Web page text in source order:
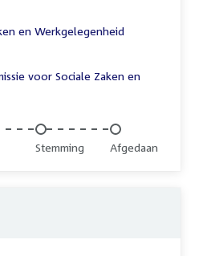
en Werkgelegenheid
voor Sociale Zaken en
Onvoltooid:
Stemming Onvoltooid:
Afgedaan